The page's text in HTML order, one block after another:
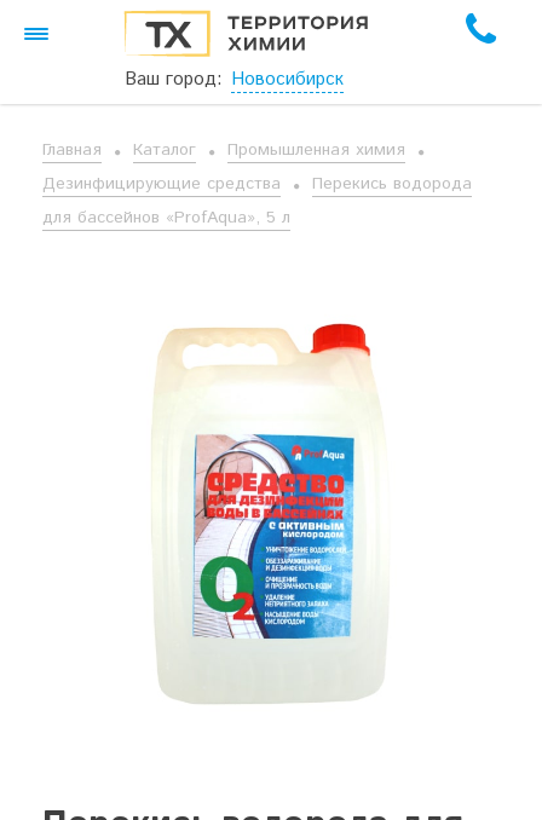
Ваш город: Новосибирск
Главная Каталог
Промышленная химия
Дезинфицирующие средства
Перекись водорода
для бассейнов «ProfAqua», 5 л